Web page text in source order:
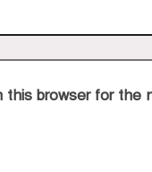
browser for the